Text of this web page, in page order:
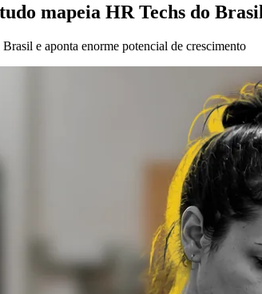
mapeia HR Techs do
e aponta enorme potencial de crescimento